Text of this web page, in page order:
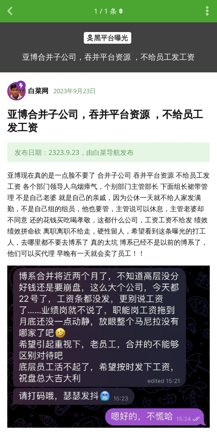
黑平台曝光
亚博合并子公司，吞并平台资源 ，不给员工发工资
1 / 1 条
白菜网 2023年9月23日
亚博合并子公司，吞并平台资源 ，不给员工
发工资
发布日期：2323.9.23，由白菜导航发布
亚博现在真的是一点脸不要了 合并子公司 吞并平台资源 不给员工发
工资 各个部门领导人乌烟瘴气，个别部门主管部长 下面组长裙带管
理 不是自己老婆 就是自己的亲戚，因为公休一天就不给人家发满
勤，不是自己组的组员，他也要管，主管说可以休息，主管老婆却
不同意 还的花钱买吃喝孝敬，这都什么公司，工资工资不给发 绩效
绩效拼命砍 离职离职不给走，硬性留人，希望看到这条曝光的打工
人，去哪里都不要去博系了 真的太坑 博系已经不是以前的博系了，
他们可以买代理 早晚有一天就会卖了员工！！